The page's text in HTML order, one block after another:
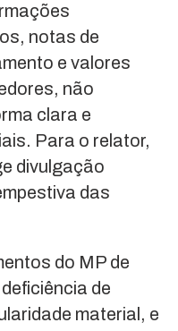
notas de
e valores
não
clara e
Para o relator,
divulgação
das
do MP de
de
material, e